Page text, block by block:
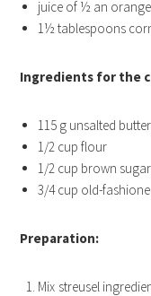
juice of ½ an orange
1½ tablespoons
Ingredients for the
115 g unsalted
1/2 cup flour
1/2 cup brown sugar
3/4 cup old-
Preparation:
Mix streusel